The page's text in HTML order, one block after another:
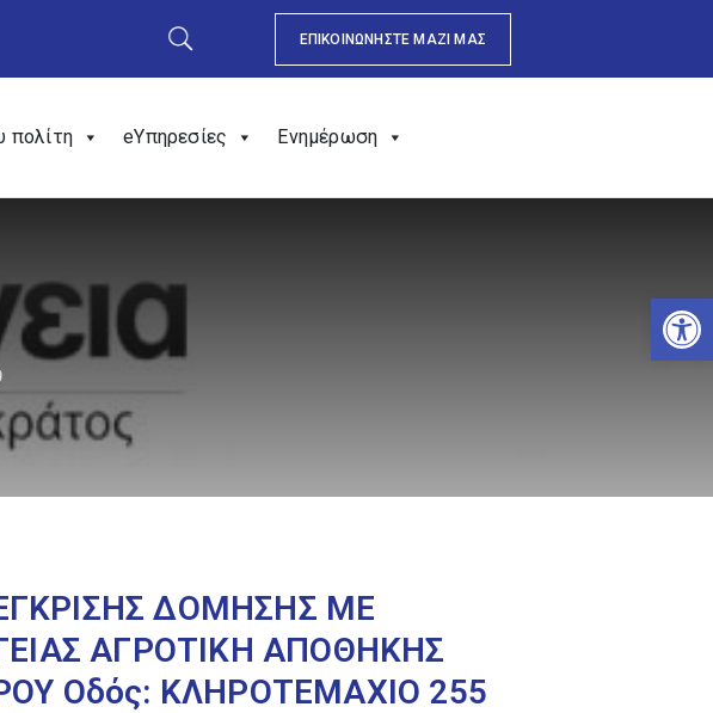
ΕΠΙΚΟΙΝΩΝΗΣΤΕ ΜΑΖΙ ΜΑΣ
πολίτη eΥπηρεσίες Ενημέρωση
ΔΟΜΗΣΗΣ ΜΕ
ΑΓΡΟΤΙΚΗ ΑΠΟΘΗΚΗΣ
Οδός: ΚΛΗΡΟΤΕΜΑΧΙΟ 255